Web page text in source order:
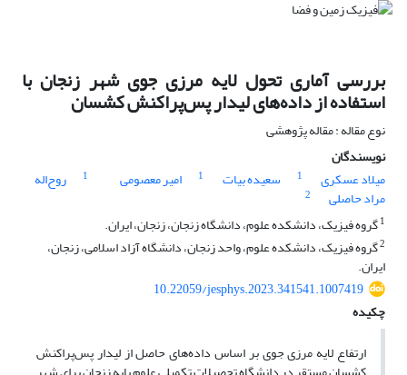
بررسی آماری تحول لایه مرزی جوی شهر زنجان با
استفاده از داده‌های لیدار پس‌پراکنش کشسان
نوع مقاله : مقاله پژوهشی
نویسندگان
میلاد عسکری
1 سعیده بیات 1 امیر معصومی 1 روح‌اله
مراد حاصلی
2
1گروه فیزیک، دانشکده علوم، دانشگاه زنجان، زنجان، ایران.
2گروه فیزیک، دانشکده علوم، واحد زنجان، دانشگاه آزاد اسلامی، زنجان،
ایران.
10.22059/jesphys.2023.341541.1007419
چکیده
ارتفاع لایه مرزی جوی بر اساس داده‌های حاصل از لیدار پس‌پراکنش